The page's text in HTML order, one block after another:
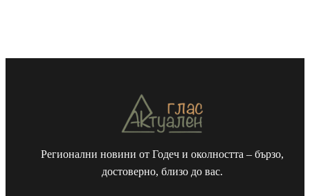
Регионални новини от Годеч и околността – бързо,
достоверно, близо до вас.